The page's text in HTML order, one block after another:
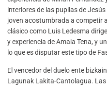
interiores de las pupilas de
joven acostumbrada a competir
clásico como Luis Ledesma
y experiencia de Amaia Tena, y
lo que es disputar este tipo de
El vencedor del duelo ente
Lagunak Lakita-Cantolagua.